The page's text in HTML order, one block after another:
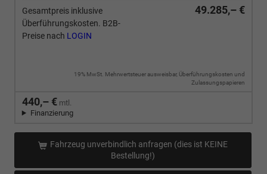
Gesamtpreis inklusive
Überführungskosten. B2B-
Preise nach LOGIN
49.285,– €
19% MwSt. Mehrwertsteuer ausweisbar, Überführungskosten und
Zulassungspapieren
440,– € mtl.
Finanzierung
Fahrzeug unverbindlich anfragen (dies ist KEINE
Bestellung!)